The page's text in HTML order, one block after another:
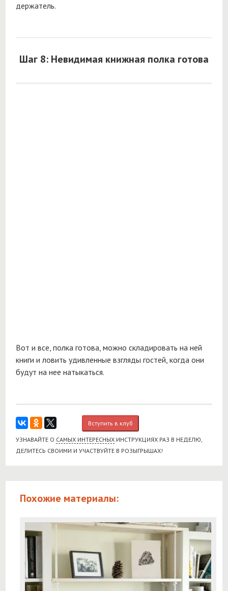
держатель.
Шаг 8: Невидимая книжная полка готова
Вот и все, полка готова, можно складировать на ней
книги и ловить удивленные взгляды гостей, когда они
будут на нее натыкаться.
Вступить в клуб
УЗНАВАЙТЕ О САМЫХ ИНТЕРЕСНЫХ ИНСТРУКЦИЯХ РАЗ В НЕДЕЛЮ,
ДЕЛИТЕСЬ СВОИМИ И УЧАСТВУЙТЕ В РОЗЫГРЫШАХ!
Похожие материалы: